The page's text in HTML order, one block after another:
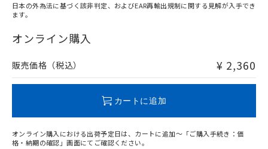
在庫等で未対応品が混在する可能性があります。
問い合わせください。
日本の外為法に基づく該非判定、およびEAR再輸出規制に関する見解が入手でき
ます。
オンライン購入
販売価格（税込） ¥ 2,360
カートに追加
オンライン購入における出荷予定日は、カートに追加～「ご購入手続き：価
格・納期の確認」画面にてご確認ください。